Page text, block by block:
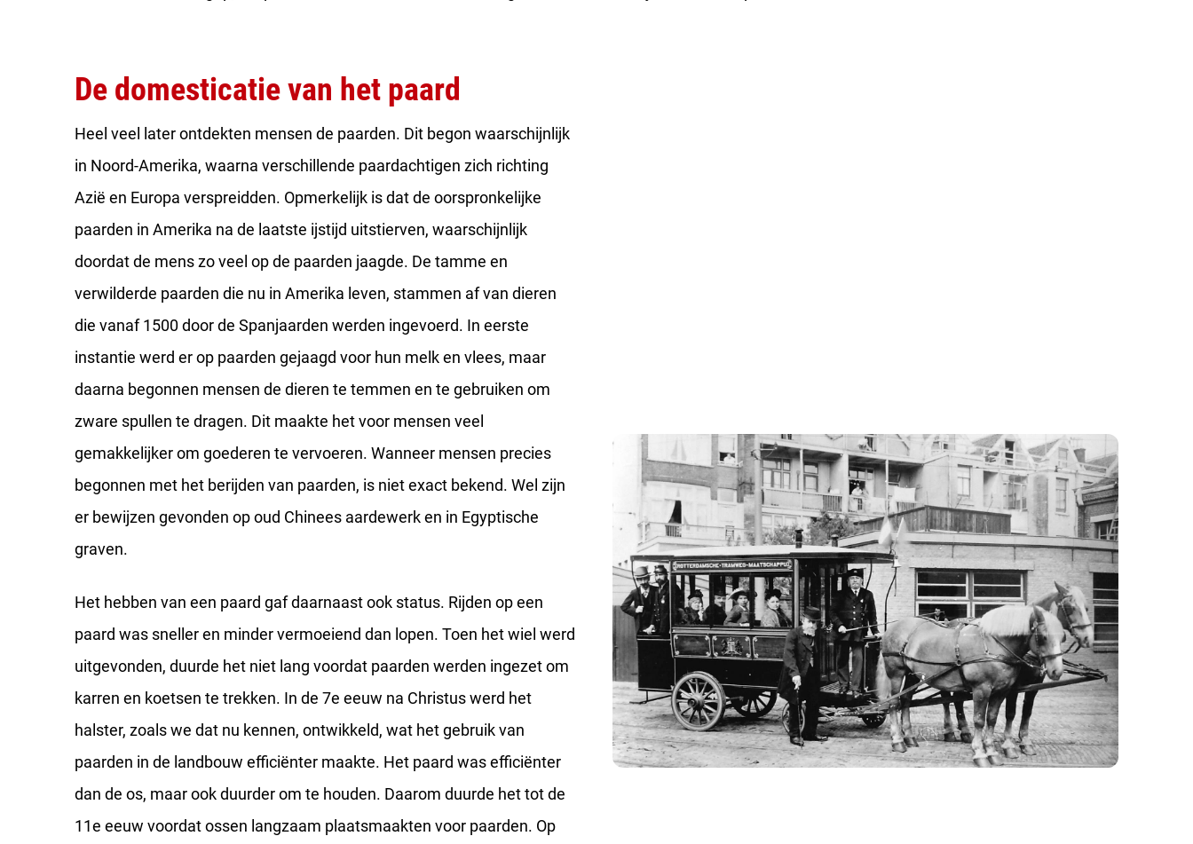
De domesticatie van het paard
Heel veel later ontdekten mensen de paarden. Dit begon waarschijnlijk
in Noord-Amerika, waarna verschillende paardachtigen zich richting
Azië en Europa verspreidden. Opmerkelijk is dat de oorspronkelijke
paarden in Amerika na de laatste ijstijd uitstierven, waarschijnlijk
doordat de mens zo veel op de paarden jaagde. De tamme en
verwilderde paarden die nu in Amerika leven, stammen af van dieren
die vanaf 1500 door de Spanjaarden werden ingevoerd. In eerste
instantie werd er op paarden gejaagd voor hun melk en vlees, maar
daarna begonnen mensen de dieren te temmen en te gebruiken om
zware spullen te dragen. Dit maakte het voor mensen veel
gemakkelijker om goederen te vervoeren. Wanneer mensen precies
begonnen met het berijden van paarden, is niet exact bekend. Wel zijn
er bewijzen gevonden op oud Chinees aardewerk en in Egyptische
graven.
Het hebben van een paard gaf daarnaast ook status. Rijden op een
paard was sneller en minder vermoeiend dan lopen. Toen het wiel werd
uitgevonden, duurde het niet lang voordat paarden werden ingezet om
karren en koetsen te trekken. In de 7e eeuw na Christus werd het
halster, zoals we dat nu kennen, ontwikkeld, wat het gebruik van
paarden in de landbouw efficiënter maakte. Het paard was efficiënter
dan de os, maar ook duurder om te houden. Daarom duurde het tot de
11e eeuw voordat ossen langzaam plaatsmaakten voor paarden. Op